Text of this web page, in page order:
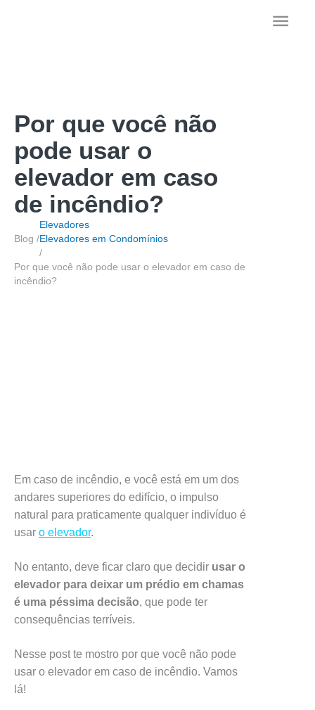
Por que você não
pode usar o
elevador em caso
de incêndio?
Blog /
Elevadores
Elevadores em Condomínios
/
Por que você não pode usar o elevador em caso de
incêndio?
Em caso de incêndio, e você está em um dos
andares superiores do edifício, o impulso
natural para praticamente qualquer indivíduo é
usar o elevador.
No entanto, deve ficar claro que decidir usar o
elevador para deixar um prédio em chamas
é uma péssima decisão, que pode ter
consequências terríveis.
Nesse post te mostro por que você não pode
usar o elevador em caso de incêndio. Vamos
lá!